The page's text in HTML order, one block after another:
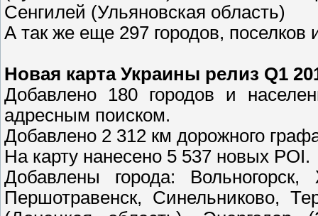
Сенгилей (Ульяновская область)
А так же еще 297 городов, поселков
Новая карта Украины релиз Q1
Добавлено 180 городов и
адресным поиском.
Добавлено 2 312 км дорожного
На карту нанесено 5 537 новых POI.
Добавлены города:
Першотравенск, Синельниково,